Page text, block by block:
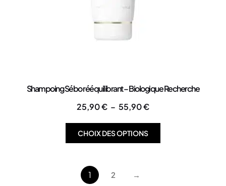
Shampoing Sébo rééquilibrant – Biologique Recherche
25,90€ – 55,90€
CHOIX DES OPTIONS
1 2 →